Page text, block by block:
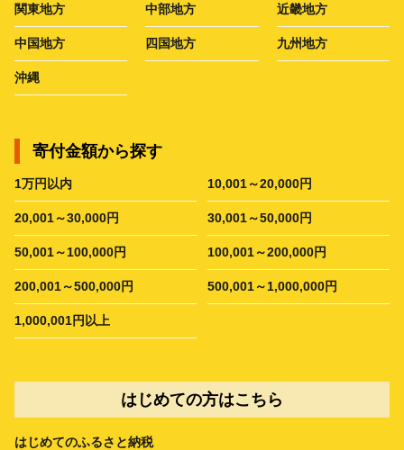
関東地方 中部地方 近畿地方
中国地方 四国地方 九州地方
沖縄
寄付金額から探す
1万円以内 10,001～20,000円
20,001～30,000円 30,001～50,000円
50,001～100,000円 100,001～200,000円
200,001～500,000円 500,001～1,000,000円
1,000,001円以上
はじめての方はこちら
はじめてのふるさと納税